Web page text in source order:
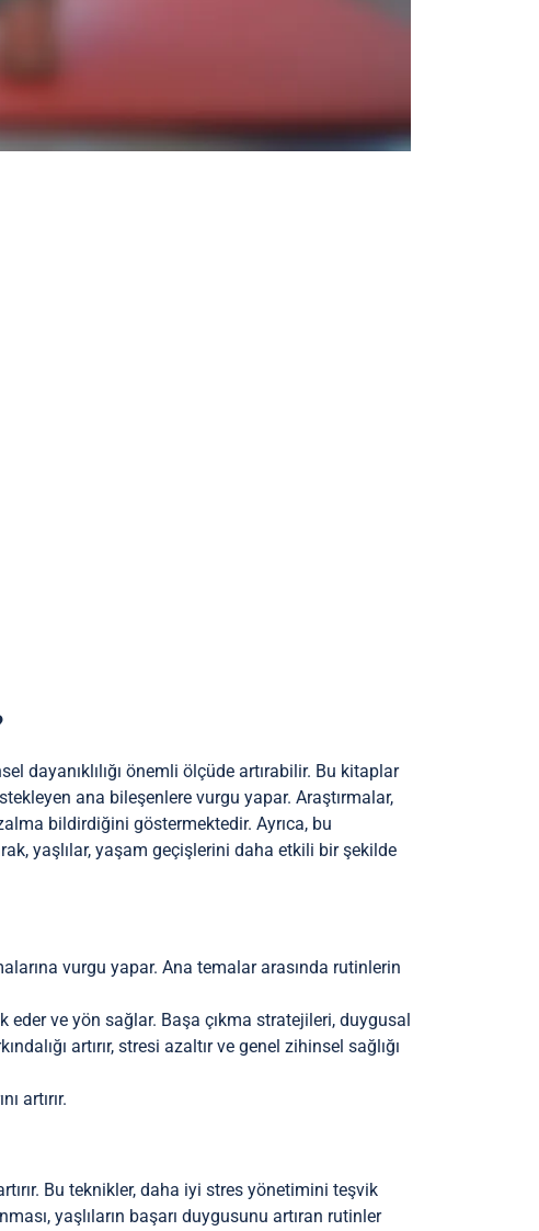
dayanıklılığı önemli ölçüde artırabilir. Bu kitaplar
ana bileşenlere vurgu yapar. Araştırmalar,
bildirdiğini göstermektedir. Ayrıca, bu
yaşlılar, yaşam geçişlerini daha etkili bir şekilde
vurgu yapar. Ana temalar arasında rutinlerin
eder ve yön sağlar. Başa çıkma stratejileri, duygusal
artırır, stresi azaltır ve genel zihinsel sağlığı
artırır.
Bu teknikler, daha iyi stres yönetimini teşvik
yaşlıların başarı duygusunu artıran rutinler